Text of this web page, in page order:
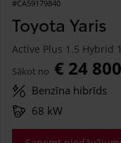
#CA59179840
Toyota Yaris
Active Plus 1.5 Hybrid
Sākot no € 24 800
Benzīna hibrīds
68 kW